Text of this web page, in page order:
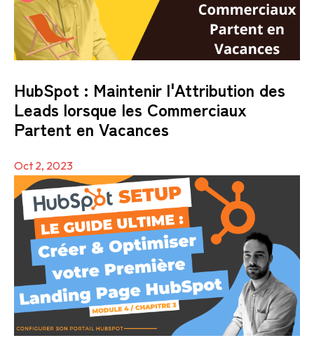
HubSpot : Maintenir l'Attribution des
Leads lorsque les Commerciaux
Partent en Vacances
Oct 2, 2023